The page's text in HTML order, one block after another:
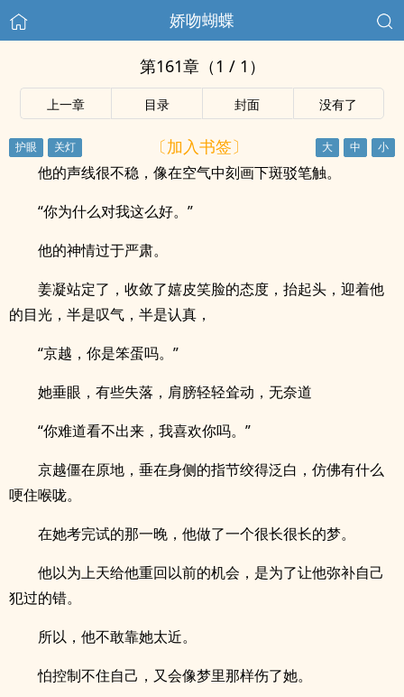
娇吻蝴蝶
第161章（1 / 1）
上一章 目录 封面 没有了
〔加入书签〕
他的声线很不稳，像在空气中刻画下斑驳笔触。
“你为什么对我这么好。”
他的神情过于严肃。
姜凝站定了，收敛了嬉皮笑脸的态度，抬起头，迎着他
的目光，半是叹气，半是认真，
“京越，你是笨蛋吗。”
她垂眼，有些失落，肩膀轻轻耸动，无奈道
“你难道看不出来，我喜欢你吗。”
京越僵在原地，垂在身侧的指节绞得泛白，仿佛有什么
哽住喉咙。
在她考完试的那一晚，他做了一个很长很长的梦。
他以为上天给他重回以前的机会，是为了让他弥补自己
犯过的错。
所以，他不敢靠她太近。
怕控制不住自己，又会像梦里那样伤了她。